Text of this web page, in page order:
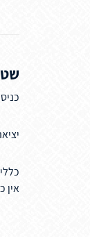
אין